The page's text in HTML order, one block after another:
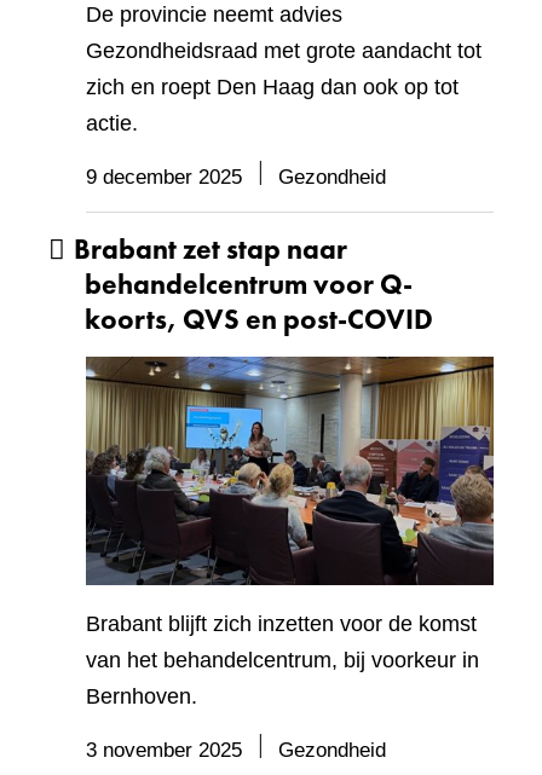
De provincie neemt advies
Gezondheidsraad met grote aandacht tot
zich en roept Den Haag dan ook op tot
actie.
9 december 2025 Gezondheid
Brabant zet stap naar
behandelcentrum voor Q-
koorts, QVS en post-COVID
Brabant blijft zich inzetten voor de komst
van het behandelcentrum, bij voorkeur in
Bernhoven.
3 november 2025 Gezondheid